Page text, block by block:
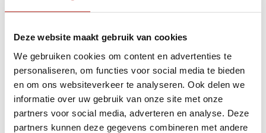
Deze website maakt gebruik van cookies
We gebruiken cookies om content en advertenties te
personaliseren, om functies voor social media te bieden
en om ons websiteverkeer te analyseren. Ook delen we
informatie over uw gebruik van onze site met onze
partners voor social media, adverteren en analyse. Deze
partners kunnen deze gegevens combineren met andere
Apply filters
Producten getagd met
800gr
Producten